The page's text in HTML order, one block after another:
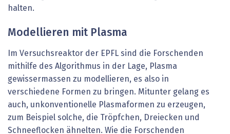
halten.
Modellieren mit Plasma
Im Versuchsreaktor der EPFL sind die Forschenden
mithilfe des Algorithmus in der Lage, Plasma
gewissermassen zu modellieren, es also in
verschiedene Formen zu bringen. Mitunter gelang es
auch, unkonventionelle Plasmaformen zu erzeugen,
zum Beispiel solche, die Tröpfchen, Dreiecken und
Schneeflocken ähnelten. Wie die Forschenden